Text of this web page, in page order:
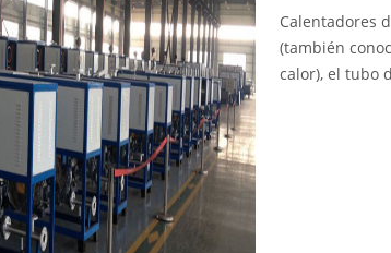
Calentadores
(también
calor), el tubo